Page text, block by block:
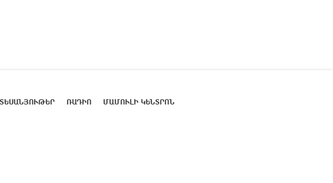
ՏԵՍԱՆՅՈՒԹԵՐ ՌԱԴԻՈ ՄԱՄՈՒԼԻ ԿԵՆՏՐՈՆ